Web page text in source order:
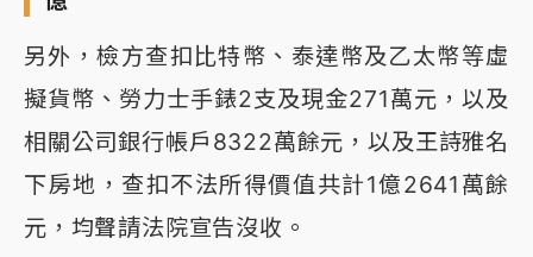
另外，檢方查扣比特幣、泰達幣及乙太幣等虛
擬貨幣、勞力士手錶2支及現金271萬元，以及
相關公司銀行帳戶8322萬餘元，以及王詩雅名
下房地，查扣不法所得價值共計1億2641萬餘
元，均聲請法院宣告沒收。